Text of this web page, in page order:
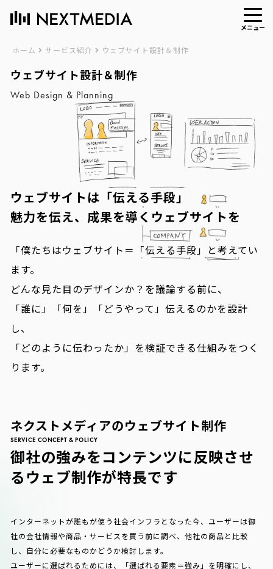
メニュー
ホーム サービス紹介 ウェブサイト設計＆制作
ウェブサイト設計＆制作
Web Design & Planning
ウェブサイトは「伝える手段」
魅力を伝え、成果を導くウェブサイトを
「僕たちはウェブサイト＝「伝える手段」と考えてい
ます。
どんな見た目のデザインか？を議論する前に、
「誰に」「何を」「どうやって」伝えるのかを設計
し、
「どのように伝わったか」を検証できる仕組みをつく
ります。
ネクストメディアのウェブサイト制作
SERVICE CONCEPT & POLICY
御社の強みをコンテンツに反映させ
るウェブ制作が特長です
インターネットが誰もが使う社会インフラとなった今、ユーザーは御
社の会社情報や商品・サービスを買う前に調べ、他社の商品と比較
し、自分に必要なものかどうか検討します。
ユーザーに選ばれるためには、「選ばれる要素＝強み」を明確にし、